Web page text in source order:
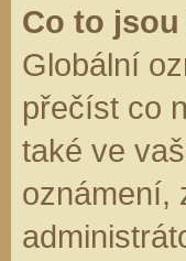
Co to
Globální
přečíst co
také ve
oznámení,